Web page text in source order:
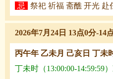
忌
祭祀 祈福 斋醮 开光 赴
2026年7月24日 13点0分-14
丙午年 乙未月 己亥日 丁未
丁未时（13:00:00-14:59:59